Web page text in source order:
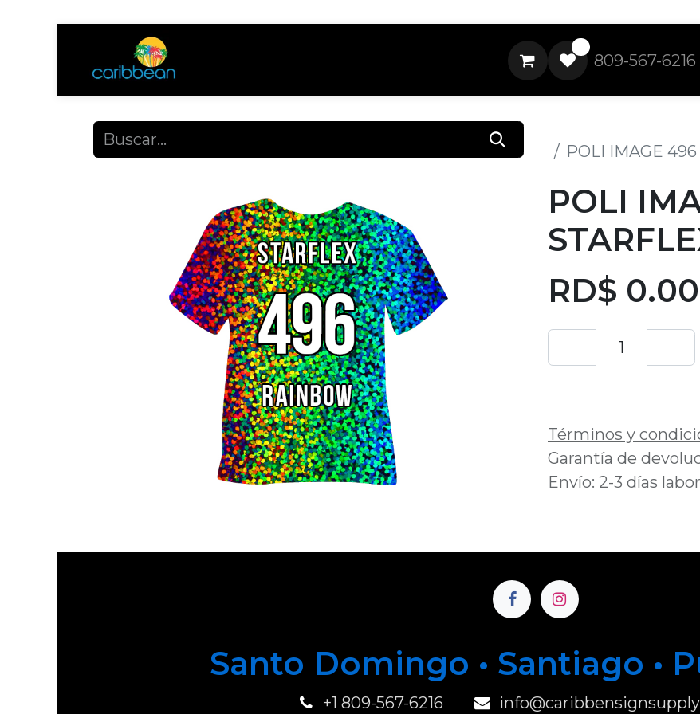
809-567-6216
POLI IMAGE
POLI
RD$ 0.00
Términos y
Garantía de
Envío: 2-3 días
Santo Domingo • Santiago • P
+1 809-567-6216